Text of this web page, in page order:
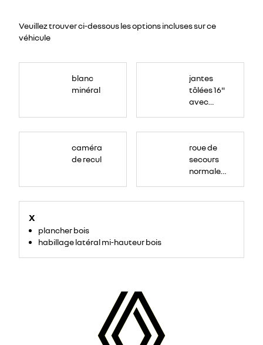
Veuillez trouver ci-dessous les options incluses sur ce
véhicule
blanc
minéral
jantes
tôlées 16"
avec
caméra
de recul
roue de
secours
normale
X
plancher bois
habillage latéral mi-hauteur bois